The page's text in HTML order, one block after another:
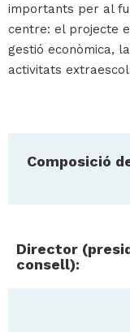
importants per al
centre: el projecte
gestió econòmica,
activitats
Composició
Director
consell):